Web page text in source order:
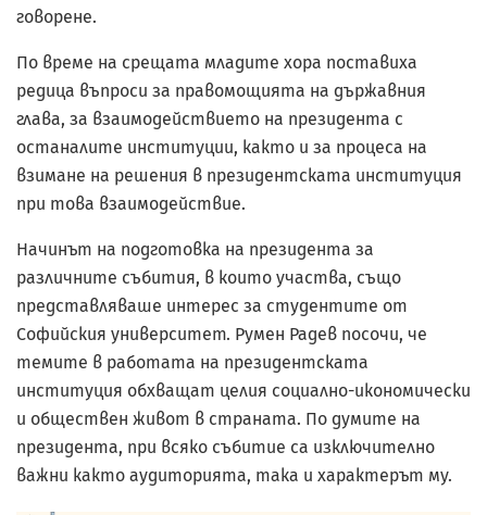
говорене.
По време на срещата младите хора поставиха
редица въпроси за правомощията на държавния
глава, за взаимодействието на президента с
останалите институции, както и за процеса на
взимане на решения в президентската институция
при това взаимодействие.
Начинът на подготовка на президента за
различните събития, в които участва, също
представляваше интерес за студентите от
Софийския университет. Румен Радев посочи, че
темите в работата на президентската
институция обхващат целия социално-икономически
и обществен живот в страната. По думите на
президента, при всяко събитие са изключително
важни както аудиторията, така и характерът му.